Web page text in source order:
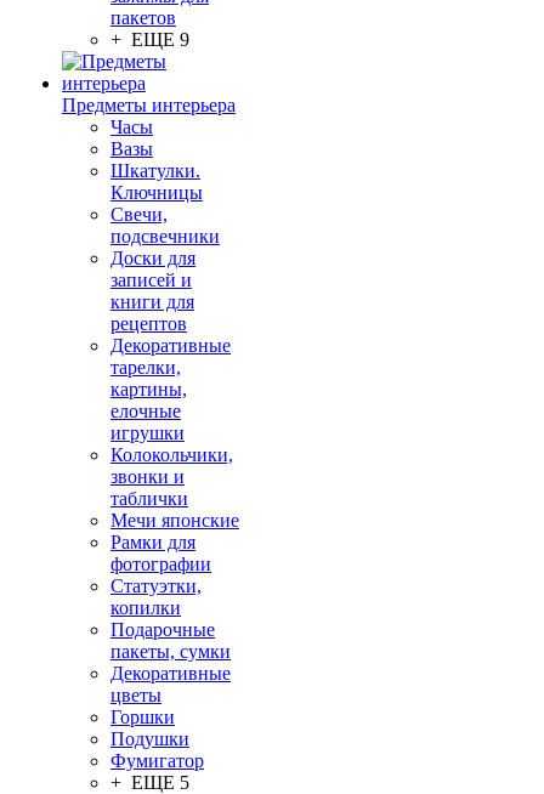
пакетов
+ ЕЩЕ 9
Предметы интерьера
Часы
Вазы
Шкатулки.
Ключницы
Свечи,
подсвечники
Доски для
записей и
книги для
рецептов
Декоративные
тарелки,
картины,
елочные
игрушки
Колокольчики,
звонки и
таблички
Мечи японские
Рамки для
фотографии
Статуэтки,
копилки
Подарочные
пакеты, сумки
Декоративные
цветы
Горшки
Подушки
Фумигатор
+ ЕЩЕ 5